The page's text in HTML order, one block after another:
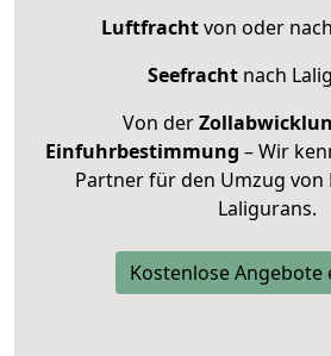
Luftfrachtvon oder
Seefracht nach
Von der
Einfuhrbestimmung – Wir
Partner für den Umzug von
Laligurans.
Kostenlose Angebote